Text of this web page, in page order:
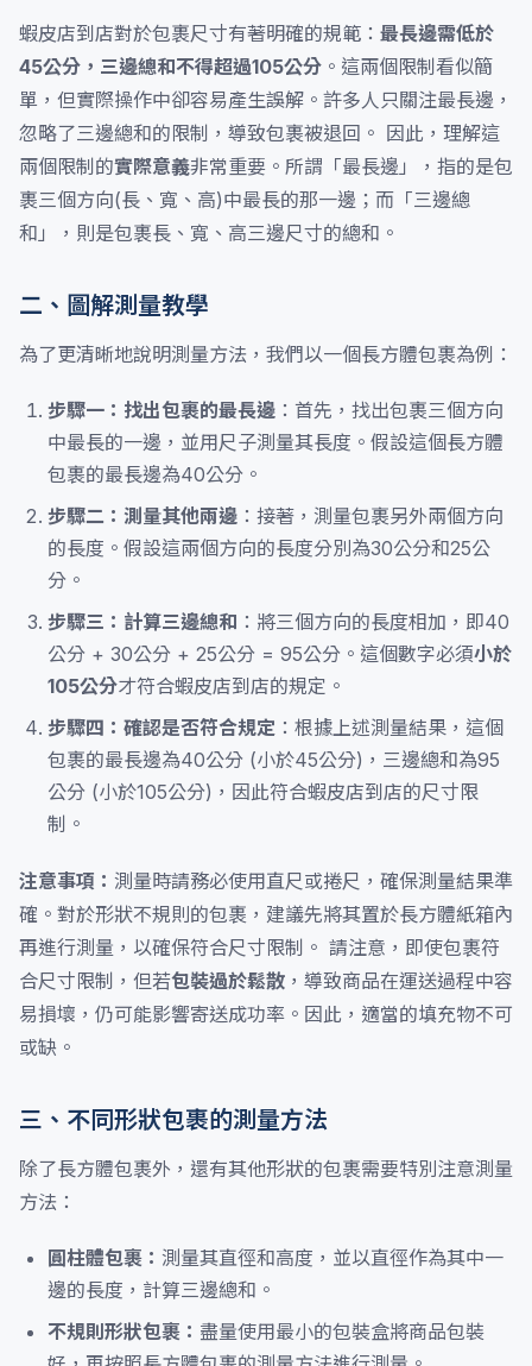
蝦皮店到店對於包裹尺寸有著明確的規範： 最長邊需低於
45公分，三邊總和不得超過105公分 。這兩個限制看似簡
單，但實際操作中卻容易產生誤解。許多人只關注最長邊，
忽略了三邊總和的限制，導致包裹被退回。 因此，理解這
兩個限制的實際意義非常重要。所謂「最長邊」，指的是包
裹三個方向(長、寬、高)中最長的那一邊；而「三邊總
和」，則是包裹長、寬、高三邊尺寸的總和。
二、圖解測量教學
為了更清晰地說明測量方法，我們以一個長方體包裹為例：
步驟一：找出包裹的最長邊 ：首先，找出包裹三個方向
中最長的一邊，並用尺子測量其長度。假設這個長方體
包裹的最長邊為40公分。
步驟二：測量其他兩邊 ：接著，測量包裹另外兩個方向
的長度。假設這兩個方向的長度分別為30公分和25公
分。
步驟三：計算三邊總和 ：將三個方向的長度相加，即40
公分 + 30公分 + 25公分 = 95公分。這個數字必須小於
105公分才符合蝦皮店到店的規定。
步驟四：確認是否符合規定 ：根據上述測量結果，這個
包裹的最長邊為40公分 (小於45公分)，三邊總和為95
公分 (小於105公分)，因此符合蝦皮店到店的尺寸限
制。
注意事項： 測量時請務必使用直尺或捲尺，確保測量結果準
確。對於形狀不規則的包裹，建議先將其置於長方體紙箱內
再進行測量，以確保符合尺寸限制。 請注意，即使包裹符
合尺寸限制，但若包裝過於鬆散 ，導致商品在運送過程中容
易損壞，仍可能影響寄送成功率。因此，適當的填充物不可
或缺。
三、不同形狀包裹的測量方法
除了長方體包裹外，還有其他形狀的包裹需要特別注意測量
方法：
圓柱體包裹： 測量其直徑和高度，並以直徑作為其中一
邊的長度，計算三邊總和。
不規則形狀包裹： 盡量使用最小的包裝盒將商品包裝